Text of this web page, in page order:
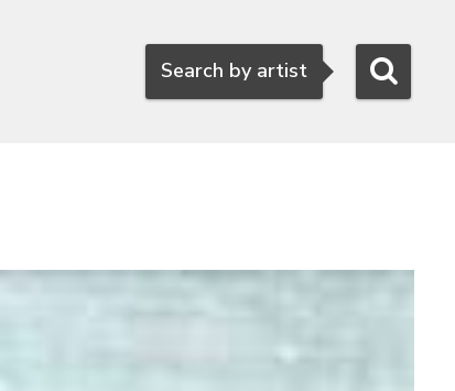
Search
Search by artist